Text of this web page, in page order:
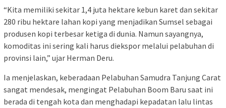
“Kita memiliki sekitar 1,4 juta hektare kebun karet dan sekitar
280 ribu hektare lahan kopi yang menjadikan Sumsel sebagai
produsen kopi terbesar ketiga di dunia. Namun sayangnya,
komoditas ini sering kali harus diekspor melalui pelabuhan di
provinsi lain,” ujar Herman Deru.
Ia menjelaskan, keberadaan Pelabuhan Samudra Tanjung Carat
sangat mendesak, mengingat Pelabuhan Boom Baru saat ini
berada di tengah kota dan menghadapi kepadatan lalu lintas